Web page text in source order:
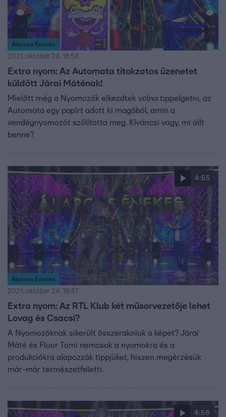
Álarcos Énekes
2021. október 24. 18:58
Extra nyom: Az Automata titokzatos üzenetet
küldött Járai Máténak!
Mielőtt még a Nyomozók elkezdtek volna tippelgetni, az
Automata egy papírt adott ki magából, amin a
vendégnyomozót szólította meg. Kíváncsi vagy, mi állt
benne?
4:55
Álarcos Énekes
2021. október 24. 18:47
Extra nyom: Az RTL Klub két műsorvezetője lehet
Lovag és Csacsi?
A Nyomozóknak sikerült összerakniuk a képet? Járai
Máté és Fluor Tomi nemcsak a nyomokra és a
produkciókra alapozzák tippjüket, hiszen megérzésük
már-már természetfeletti.
4:56